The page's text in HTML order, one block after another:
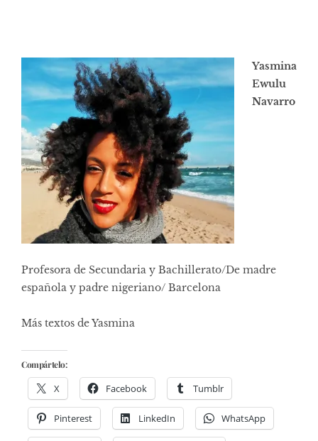
Yasmina
Ewulu
Navarro
Profesora de Secundaria y Bachillerato/De madre
española y padre nigeriano/ Barcelona
Más textos de Yasmina
Compártelo:
X Facebook Tumblr
Pinterest LinkedIn WhatsApp